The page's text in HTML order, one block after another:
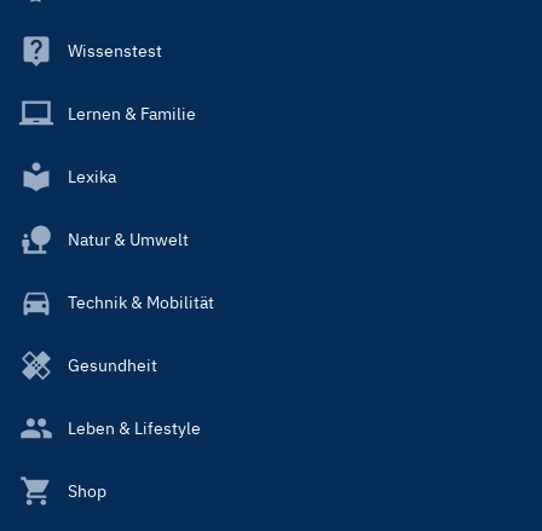
Wissenstest
Lernen & Familie
Lexika
Natur & Umwelt
Technik & Mobilität
Gesundheit
Leben & Lifestyle
Shop